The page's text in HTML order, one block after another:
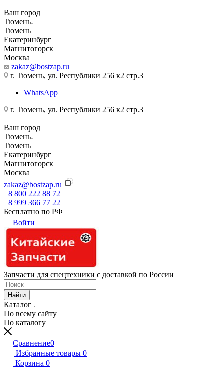
Ваш город
Тюмень
Тюмень
Екатеринбург
Магнитогорск
Москва
zakaz@bostzap.ru
г. Тюмень, ул. Республики 256 к2 стр.3
WhatsApp
г. Тюмень, ул. Республики 256 к2 стр.3
Ваш город
Тюмень
Тюмень
Екатеринбург
Магнитогорск
Москва
zakaz@bostzap.ru
8 800 222 88 72
8 999 366 77 22
Бесплатно по РФ
Войти
Запчасти для спецтехники с доставкой по России
Найти
Каталог
По всему сайту
По каталогу
Сравнение0
Избранные товары 0
Корзина 0